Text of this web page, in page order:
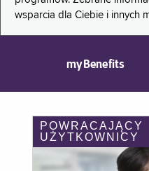
wsparcia dla Ciebie i innych
myBenefits
POWRACAJĄCY
UŻYTKOWNICY